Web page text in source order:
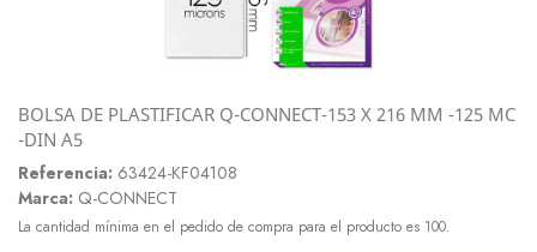
BOLSA DE PLASTIFICAR Q-CONNECT-153 X 216 MM -125 MC
-DIN A5
Referencia: 63424-KF04108
Marca: Q-CONNECT
La cantidad mínima en el pedido de compra para el producto es 100.